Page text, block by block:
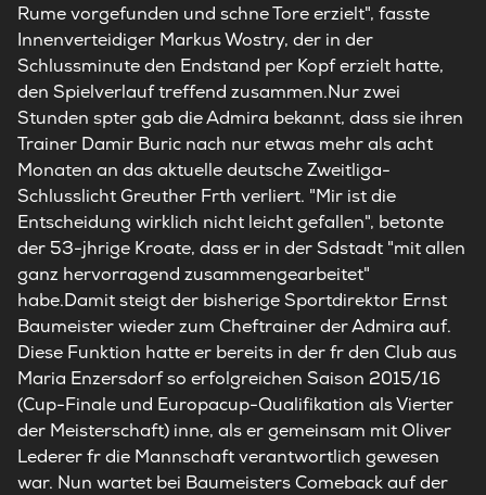
Rume vorgefunden und schne Tore erzielt", fasste
Innenverteidiger Markus Wostry, der in der
Schlussminute den Endstand per Kopf erzielt hatte,
den Spielverlauf treffend zusammen.Nur zwei
Stunden spter gab die Admira bekannt, dass sie ihren
Trainer Damir Buric nach nur etwas mehr als acht
Monaten an das aktuelle deutsche Zweitliga-
Schlusslicht Greuther Frth verliert. "Mir ist die
Entscheidung wirklich nicht leicht gefallen", betonte
der 53-jhrige Kroate, dass er in der Sdstadt "mit allen
ganz hervorragend zusammengearbeitet"
habe.Damit steigt der bisherige Sportdirektor Ernst
Baumeister wieder zum Cheftrainer der Admira auf.
Diese Funktion hatte er bereits in der fr den Club aus
Maria Enzersdorf so erfolgreichen Saison 2015/16
(Cup-Finale und Europacup-Qualifikation als Vierter
der Meisterschaft) inne, als er gemeinsam mit Oliver
Lederer fr die Mannschaft verantwortlich gewesen
war. Nun wartet bei Baumeisters Comeback auf der